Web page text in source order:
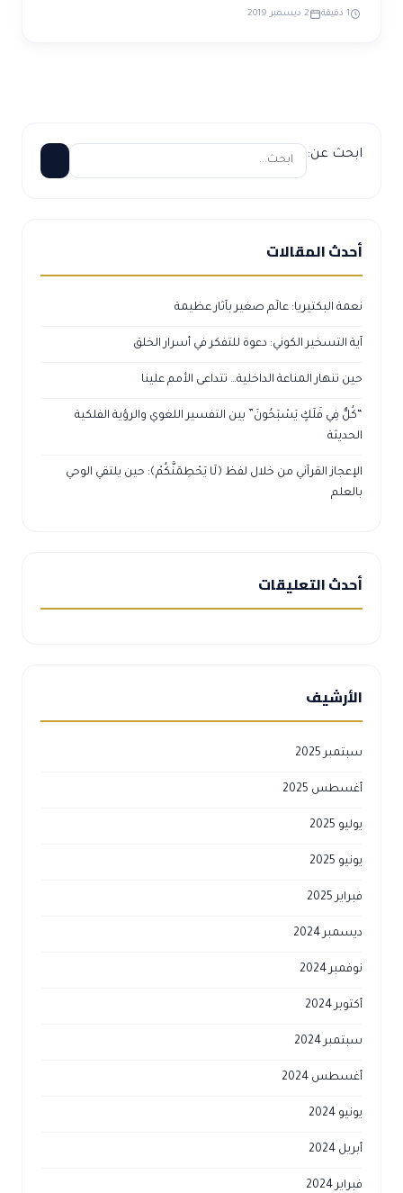
1 دقيقة 2 ديسمبر 2019
ابحث عن:
أحدث المقالات
نعمة البكتيريا: عالَم صغير بآثار عظيمة
آية التسخير الكوني: دعوة للتفكر في أسرار الخلق
حين تنهار المناعة الداخلية… تتداعى الأمم علينا
“كُلٌّ فِي فَلَكٍ يَسْبَحُونَ” بين التفسير اللغوي والرؤية الفلكية
الحديثة
الإعجاز القرآني من خلال لفظ ﴿لَا يَحْطِمَنَّكُمْ﴾: حين يلتقي الوحي
بالعلم
أحدث التعليقات
الأرشيف
سبتمبر 2025
أغسطس 2025
يوليو 2025
يونيو 2025
فبراير 2025
ديسمبر 2024
نوفمبر 2024
أكتوبر 2024
سبتمبر 2024
أغسطس 2024
يونيو 2024
أبريل 2024
فبراير 2024